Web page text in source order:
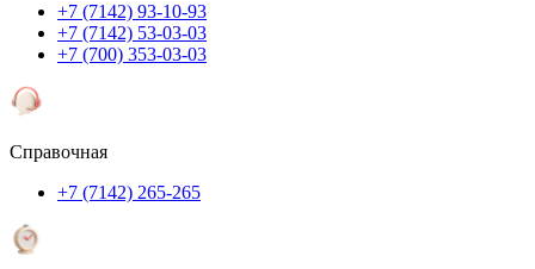
+7 (7142) 93-10-93
+7 (7142) 53-03-03
+7 (700) 353-03-03
Справочная
+7 (7142) 265-265